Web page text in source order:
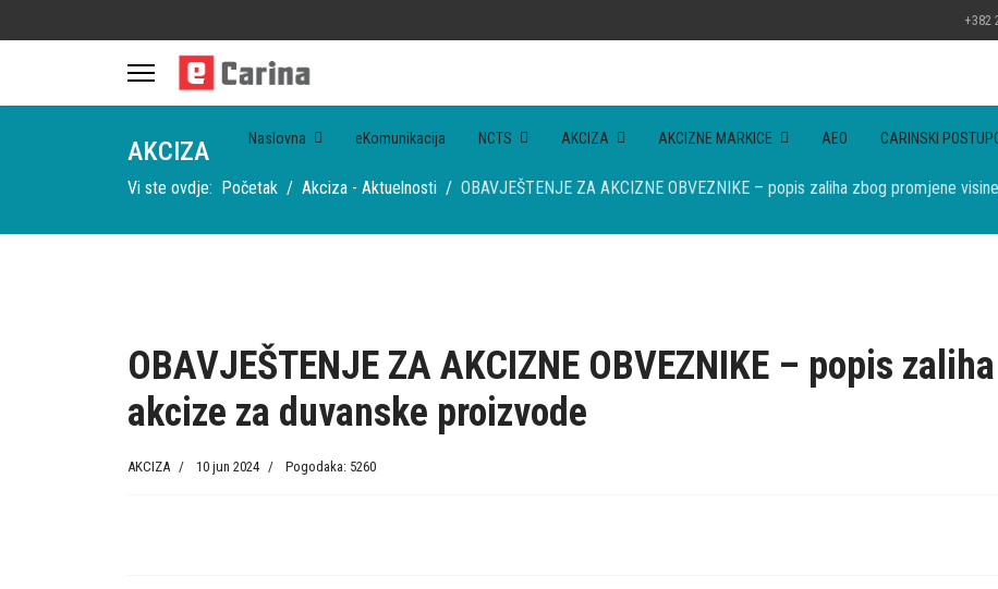
+382
Naslovna eKomunikacija NCTS AKCIZA AKCIZNE MARKICE AEO CARINSKI
AKCIZA
Vi ste ovdje: Početak Akciza - Aktuelnosti OBAVJEŠTENJE ZA AKCIZNE OBVEZNIKE – popis zaliha zbog promjene
OBAVJEŠTENJE ZA AKCIZNE OBVEZNIKE – popis
akcize za duvanske proizvode
AKCIZA 10 jun 2024 Pogodaka: 5260